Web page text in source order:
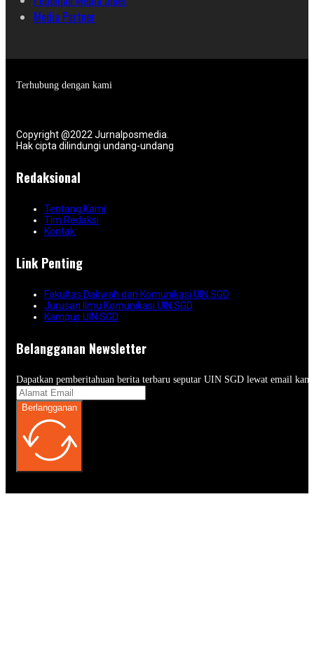
Media Partner
Terhubung dengan kami
Copyright @2022 Jurnalposmedia.
Hak cipta dilindungi undang-undang
Redaksional
Tentang Kami
Tim Redaksi
Kontak
Link Penting
Fakultas Dakwah dan Komunikasi UIN SGD
Jurusan Ilmu Komunikasi UIN SGD
Kampus UIN SGD
Belangganan Newsletter
Dapatkan pemberitahuan berita terbaru seputar UIN SGD lewat email
Berlangganan